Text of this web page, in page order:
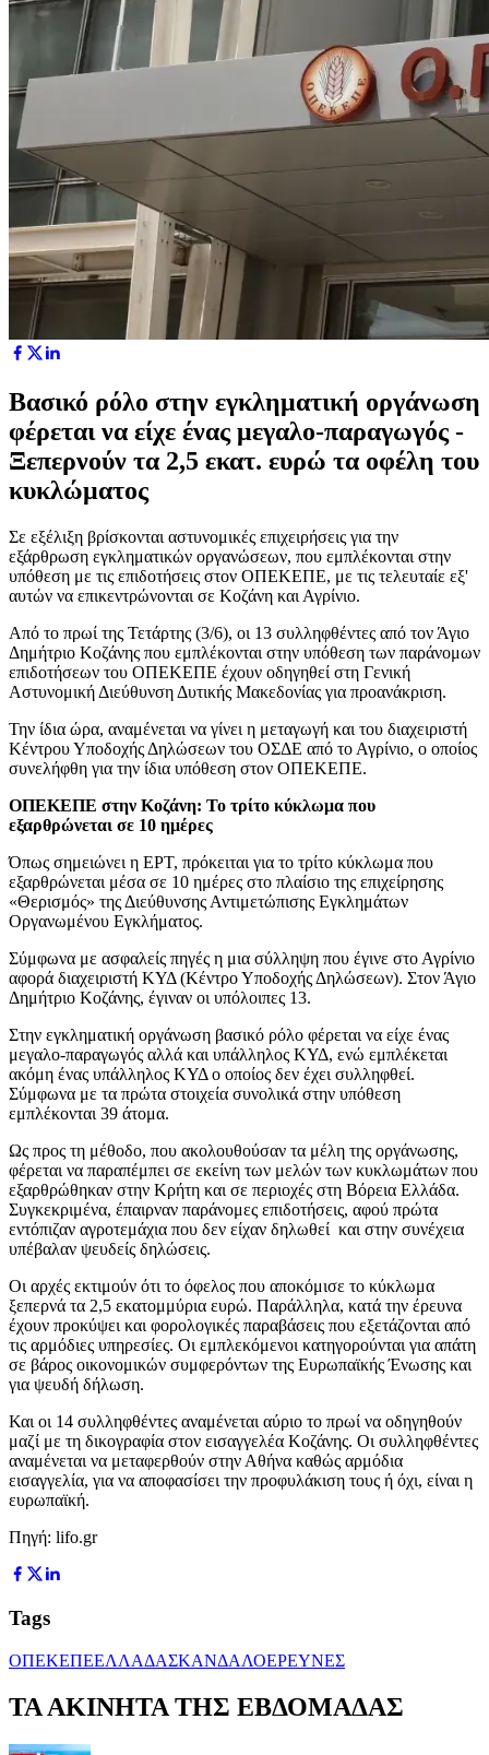
Βασικό ρόλο στην εγκληματική οργάνωση
φέρεται να είχε ένας μεγαλο-παραγωγός -
Ξεπερνούν τα 2,5 εκατ. ευρώ τα οφέλη του
κυκλώματος
Σε εξέλιξη βρίσκονται αστυνομικές επιχειρήσεις για την
εξάρθρωση εγκληματικών οργανώσεων, που εμπλέκονται στην
υπόθεση με τις επιδοτήσεις στον ΟΠΕΚΕΠΕ, με τις τελευταίε εξ'
αυτών να επικεντρώνονται σε Κοζάνη και Αγρίνιο.
Από το πρωί της Τετάρτης (3/6), οι 13 συλληφθέντες από τον Άγιο
Δημήτριο Κοζάνης που εμπλέκονται στην υπόθεση των παράνομων
επιδοτήσεων του ΟΠΕΚΕΠΕ έχουν οδηγηθεί στη Γενική
Αστυνομική Διεύθυνση Δυτικής Μακεδονίας για προανάκριση.
Την ίδια ώρα, αναμένεται να γίνει η μεταγωγή και του διαχειριστή
Κέντρου Υποδοχής Δηλώσεων του ΟΣΔΕ από το Αγρίνιο, ο οποίος
συνελήφθη για την ίδια υπόθεση στον ΟΠΕΚΕΠΕ.
ΟΠΕΚΕΠΕ στην Κοζάνη: Το τρίτο κύκλωμα που
εξαρθρώνεται σε 10 ημέρες
Όπως σημειώνει η ΕΡΤ, πρόκειται για το τρίτο κύκλωμα που
εξαρθρώνεται μέσα σε 10 ημέρες στο πλαίσιο της επιχείρησης
«Θερισμός» της Διεύθυνσης Αντιμετώπισης Εγκλημάτων
Οργανωμένου Εγκλήματος.
Σύμφωνα με ασφαλείς πηγές η μια σύλληψη που έγινε στο Αγρίνιο
αφορά διαχειριστή ΚΥΔ (Κέντρο Υποδοχής Δηλώσεων). Στον Άγιο
Δημήτριο Κοζάνης, έγιναν οι υπόλοιπες 13.
Στην εγκληματική οργάνωση βασικό ρόλο φέρεται να είχε ένας
μεγαλο-παραγωγός αλλά και υπάλληλος ΚΥΔ, ενώ εμπλέκεται
ακόμη ένας υπάλληλος ΚΥΔ ο οποίος δεν έχει συλληφθεί.
Σύμφωνα με τα πρώτα στοιχεία συνολικά στην υπόθεση
εμπλέκονται 39 άτομα.
Ως προς τη μέθοδο, που ακολουθούσαν τα μέλη της οργάνωσης,
φέρεται να παραπέμπει σε εκείνη των μελών των κυκλωμάτων που
εξαρθρώθηκαν στην Κρήτη και σε περιοχές στη Βόρεια Ελλάδα.
Συγκεκριμένα, έπαιρναν παράνομες επιδοτήσεις, αφού πρώτα
εντόπιζαν αγροτεμάχια που δεν είχαν δηλωθεί και στην συνέχεια
υπέβαλαν ψευδείς δηλώσεις.
Οι αρχές εκτιμούν ότι το όφελος που αποκόμισε το κύκλωμα
ξεπερνά τα 2,5 εκατομμύρια ευρώ. Παράλληλα, κατά την έρευνα
έχουν προκύψει και φορολογικές παραβάσεις που εξετάζονται από
τις αρμόδιες υπηρεσίες. Οι εμπλεκόμενοι κατηγορούνται για απάτη
σε βάρος οικονομικών συμφερόντων της Ευρωπαϊκής Ένωσης και
για ψευδή δήλωση.
Και οι 14 συλληφθέντες αναμένεται αύριο το πρωί να οδηγηθούν
μαζί με τη δικογραφία στον εισαγγελέα Κοζάνης. Οι συλληφθέντες
αναμένεται να μεταφερθούν στην Αθήνα καθώς αρμόδια
εισαγγελία, για να αποφασίσει την προφυλάκιση τους ή όχι, είναι η
ευρωπαϊκή.
Πηγή: lifo.gr
Tags
ΟΠΕΚΕΠΕΕΛΛΑΔΑΣΚΑΝΔΑΛΟΕΡΕΥΝΕΣ
ΤΑ ΑΚΙΝΗΤΑ ΤΗΣ ΕΒΔΟΜΑΔΑΣ